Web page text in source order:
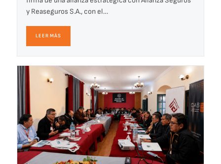
y Reaseguros S.A., con el…
LEER MÁS